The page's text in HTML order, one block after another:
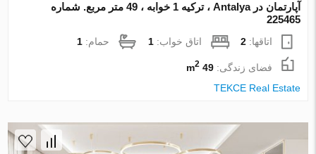
آپارتمان در Antalya ، ترکیه 1 خوابه ، 49 متر مربع. شماره
225465
اتاقها:2 اتاق خواب:1 حمام:1
فضای زندگی:49 m
2
TEKCE Real Estate